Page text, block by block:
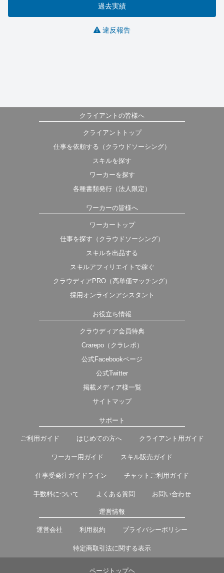
過去実績
違反報告
クライアントの皆様へ
クライアントトップ
仕事を依頼する（クラウドソーシング）
スキルを探す
ワーカーを探す
各種書類発行（法人限定）
ワーカーの皆様へ
ワーカートップ
仕事を探す（クラウドソーシング）
スキルを出品する
スキルアフィリエイトで稼ぐ
クラウディアPRO（高単価マッチング）
採用オンラインアシスタント
お役立ち情報
クラウディア会員特典
Crarepo（クラレポ）
公式Facebookページ
公式Twitter
掲載メディア様一覧
サイトマップ
サポート
ご利用ガイド はじめての方へ クライアント用ガイド
ワーカー用ガイド スキル販売ガイド
仕事受発注ガイドライン チャットご利用ガイド
手数料について よくある質問 お問い合わせ
運営情報
運営会社 利用規約 プライバシーポリシー
特定商取引法に関する表示
ページトップヘ